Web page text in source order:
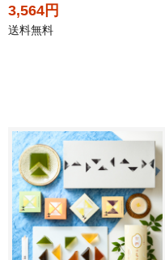
3,564円
送料無料